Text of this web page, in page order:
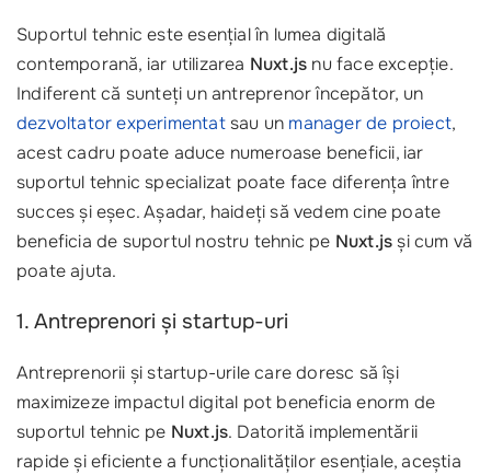
Suportul tehnic este esențial în lumea digitală
contemporană, iar utilizarea Nuxt.js nu face excepție.
Indiferent că sunteți un antreprenor începător, un
dezvoltator experimentatsau un manager de proiect,
acest cadru poate aduce numeroase beneficii, iar
suportul tehnic specializat poate face diferența între
succes și eșec. Așadar, haideți să vedem cine poate
beneficia de suportul nostru tehnic pe Nuxt.jsși cum vă
poate ajuta.
1. Antreprenori și startup-uri
Antreprenorii și startup-urile care doresc să își
maximizeze impactul digital pot beneficia enorm de
suportul tehnic pe Nuxt.js. Datorită implementării
rapide și eficiente a funcționalităților esențiale, aceștia